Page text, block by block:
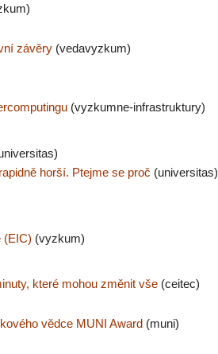
závěry(vedavyzkum)
(vyzkumne-infrastruktury)
horší. Ptejme se proč (universitas)
(EIC) (vyzkum)
které mohou změnit vše(ceitec)
vědce MUNI Award(muni)